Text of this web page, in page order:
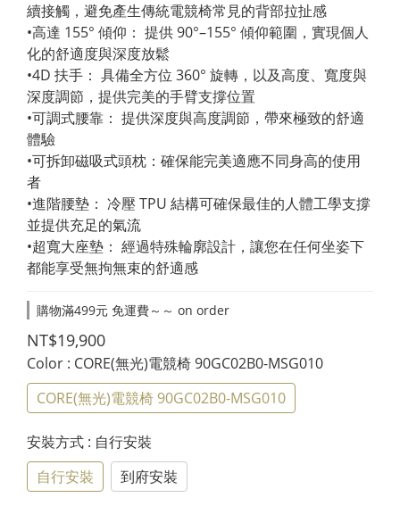
續接觸，避免產生傳統電競椅常見的背部拉扯感
•高達 155° 傾仰： 提供 90°–155° 傾仰範圍，實現個人
化的舒適度與深度放鬆
•4D 扶手： 具備全方位 360° 旋轉，以及高度、寬度與
深度調節，提供完美的手臂支撐位置
•可調式腰靠： 提供深度與高度調節，帶來極致的舒適
體驗
•可拆卸磁吸式頭枕：確保能完美適應不同身高的使用
者
•進階腰墊： 冷壓 TPU 結構可確保最佳的人體工學支撐
並提供充足的氣流
•超寬大座墊： 經過特殊輪廓設計，讓您在任何坐姿下
都能享受無拘無束的舒適感
購物滿499元 免運費～～ on order
NT$19,900
Color : CORE(無光)電競椅 90GC02B0-MSG010
CORE(無光)電競椅 90GC02B0-MSG010
安裝方式 : 自行安裝
自行安裝
到府安裝